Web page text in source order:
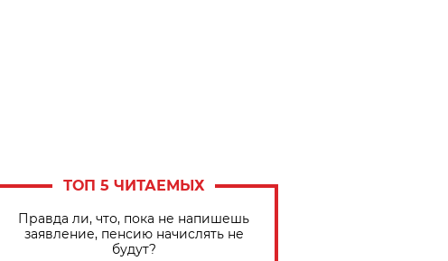
ТОП 5 ЧИТАЕМЫХ
Правда ли, что, пока не напишешь
заявление, пенсию начислять не
будут?